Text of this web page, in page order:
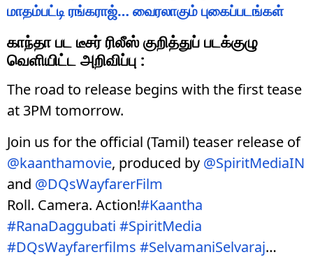
மாதம்பட்டி ரங்கராஜ்… வைரலாகும் புகைப்படங்கள்
காந்தா பட டீசர் ரிலீஸ் குறித்துப் படக்குழு
வெளியிட்ட அறிவிப்பு :
The road to release begins with the first tease
at 3PM tomorrow.
Join us for the official (Tamil) teaser release of
@kaanthamovie, produced by @SpiritMediaIN
and @DQsWayfarerFilm
Roll. Camera. Action!#Kaantha
#RanaDaggubati #SpiritMedia
#DQsWayfarerfilms #SelvamaniSelvaraj…